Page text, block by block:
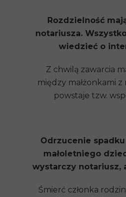
Rozdzielność
notariusza.
wiedzieć o
Z chwilą zawarcia
między małżonkami
powstaje tzw.
Odrzucenie
małoletniego
wystarczy notariusz,
Śmierć członka